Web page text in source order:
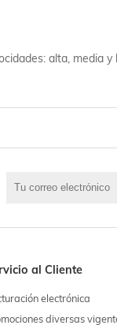
alta, media y
al Cliente
electrónica
diversas